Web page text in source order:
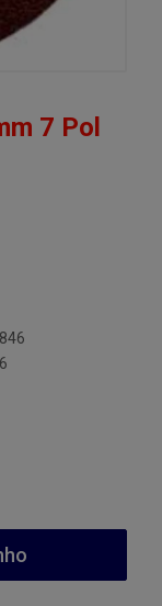
7 Pol